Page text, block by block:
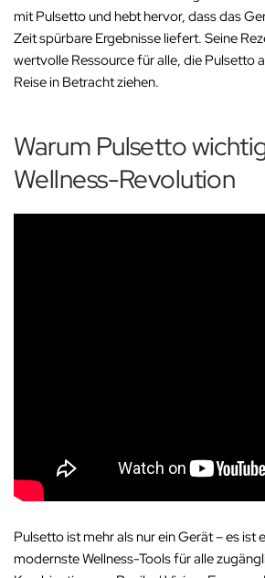
mit Pulsetto und hebt hervor, dass das
Zeit spürbare Ergebnisse liefert. Seine
wertvolle Ressource für alle, die Pulsetto
Reise in Betracht ziehen.
Warum Pulsetto
Wellness-Revolution
Pulsetto ist mehr als nur ein Gerät – es ist
modernste Wellness-Tools für alle